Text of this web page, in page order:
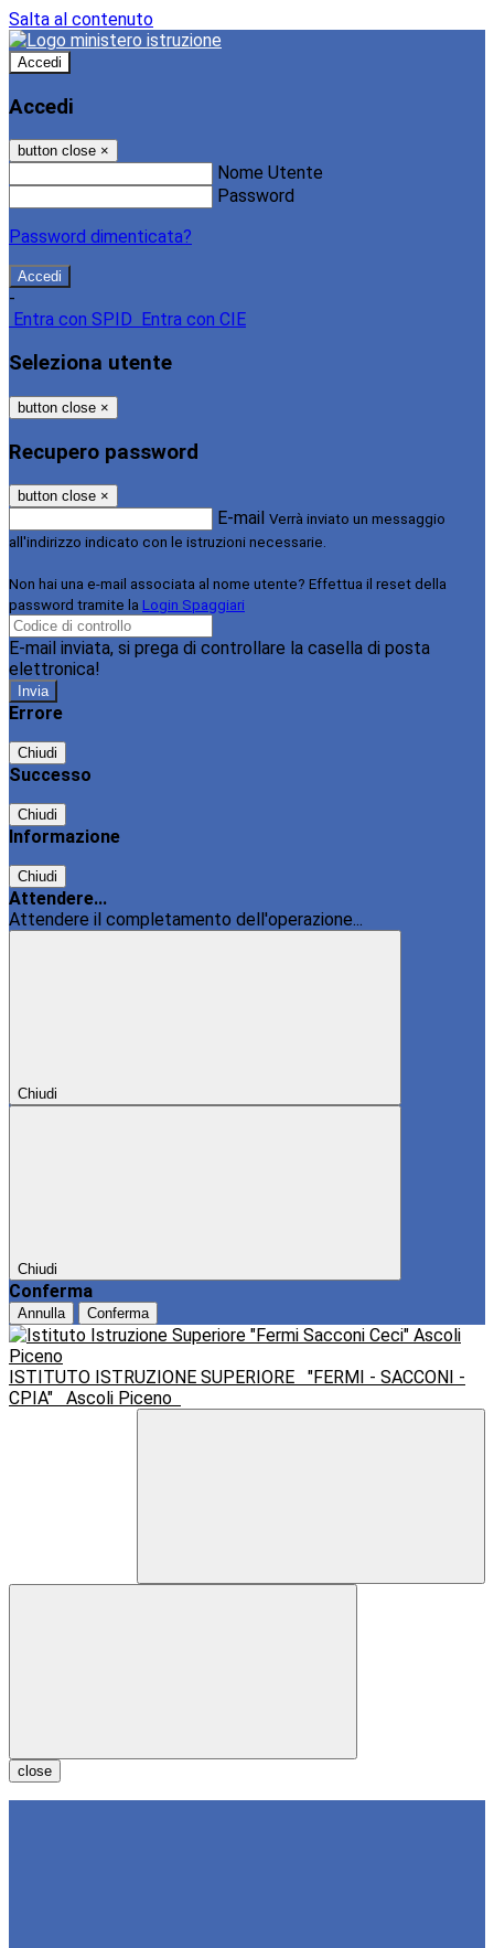
Salta al contenuto
Accedi
Accedi
button close ×
Nome Utente
Password
Password dimenticata?
-
Entra con SPID
Entra con CIE
Seleziona utente
button close ×
Recupero password
button close ×
E-mail Verrà inviato un messaggio
all'indirizzo indicato con le istruzioni necessarie.
Non hai una e-mail associata al nome utente? Effettua il reset della
password tramite la Login Spaggiari
E-mail inviata, si prega di controllare la casella di posta
elettronica!
Errore
Chiudi
Successo
Chiudi
Informazione
Chiudi
Attendere...
Attendere il completamento dell'operazione...
Chiudi
Chiudi
Conferma
Annulla Conferma
ISTITUTO ISTRUZIONE SUPERIORE
"FERMI - SACCONI -
CPIA"
Ascoli Piceno
close